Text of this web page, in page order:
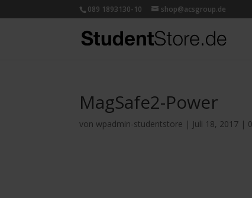
089 1893130-10 shop@acsgroup.de
MagSafe2-Power
vonwpadmin-studentstore | Juli 18, 2017 |